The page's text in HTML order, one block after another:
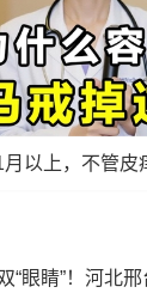
“眼睛”！河北